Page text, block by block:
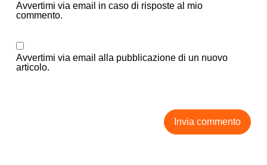
Avvertimi via email in caso di risposte al mio
commento.
Avvertimi via email alla pubblicazione di un nuovo
articolo.